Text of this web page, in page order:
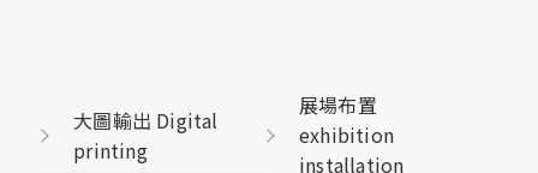
大圖輸出 Digital
printing
展場布置
exhibition
installation